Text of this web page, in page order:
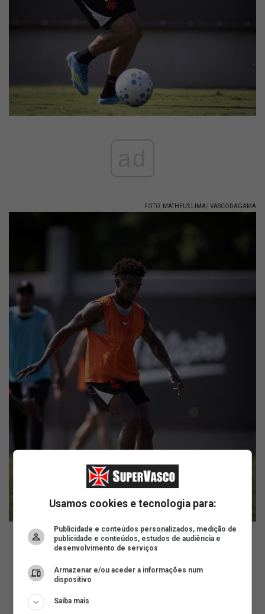
FOTO: MATHEUS LIMA | VASCODAGAMA
ad
Usamos cookies e tecnologia para:
Publicidade e conteúdos personalizados, medição de
publicidade e conteúdos, estudos de audiência e
desenvolvimento de serviços
Armazenar e/ou aceder a informações num
dispositivo
Saiba mais